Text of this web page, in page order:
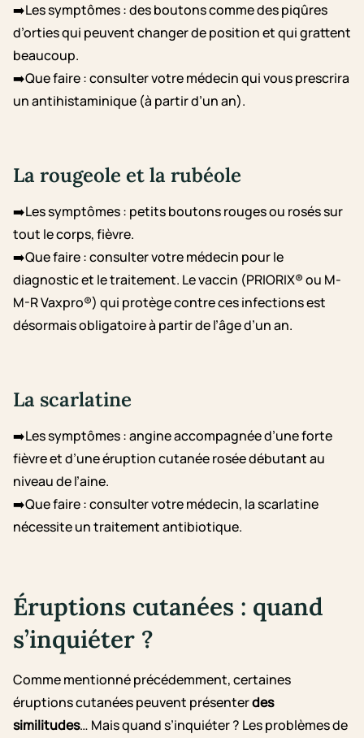
➡️Les symptômes : des boutons comme des piqûres
d’orties qui peuvent changer de position et qui grattent
beaucoup.
➡️Que faire : consulter votre médecin qui vous prescrira
un antihistaminique (à partir d’un an).
La rougeole et la rubéole
➡️Les symptômes : petits boutons rouges ou rosés sur
tout le corps, fièvre.
➡️Que faire : consulter votre médecin pour le
diagnostic et le traitement. Le vaccin (PRIORIX® ou M-
M-R Vaxpro®) qui protège contre ces infections est
désormais obligatoire à partir de l’âge d’un an.
La scarlatine
➡️Les symptômes : angine accompagnée d’une forte
fièvre et d’une éruption cutanée rosée débutant au
niveau de l’aine.
➡️Que faire : consulter votre médecin, la scarlatine
nécessite un traitement antibiotique.
Éruptions cutanées : quand
s’inquiéter ?
Comme mentionné précédemment, certaines
éruptions cutanées peuvent présenterdes
similitudes… Mais quand s’inquiéter ? Les problèmes de